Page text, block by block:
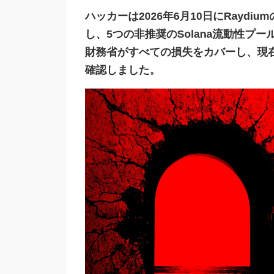
ハッカーは2026年6月10日にRaydium
し、5つの非推奨のSolana流動性プー
財務省がすべての損失をカバーし、
確認しました。